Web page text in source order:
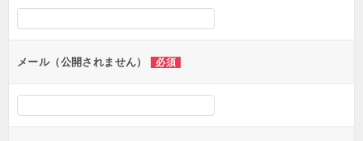
ン
メール（公開されません） 必須